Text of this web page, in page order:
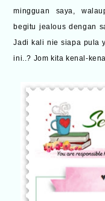
mingguan saya,
begitu jealous dengan
Jadi kali nie siapa pula
ini..? Jom kita kenal-